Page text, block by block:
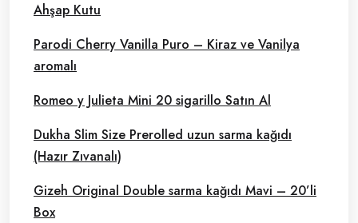
Ahşap Kutu
Parodi Cherry Vanilla Puro – Kiraz ve Vanilya
aromalı
Romeo y Julieta Mini 20 sigarillo Satın Al
Dukha Slim Size Prerolled uzun sarma kağıdı
(Hazır Zıvanalı)
Gizeh Original Double sarma kağıdı Mavi – 20’li
Box